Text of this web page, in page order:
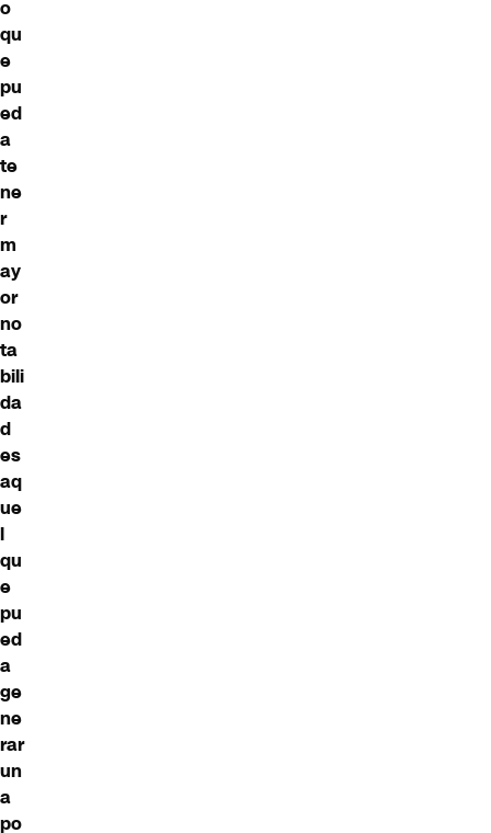
o
qu
e
pu
ed
a
te
ne
r
m
ay
or
no
ta
bili
da
d
es
aq
ue
l
qu
e
pu
ed
a
ge
ne
rar
un
a
po